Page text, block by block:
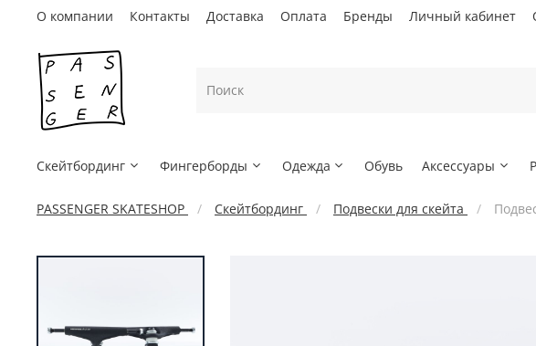
О компании Контакты Доставка Оплата Бренды Личный кабинет
Скейтбординг Фингерборды Одежда Обувь Аксессуары
PASSENGER SKATESHOP Скейтбординг Подвески для скейта